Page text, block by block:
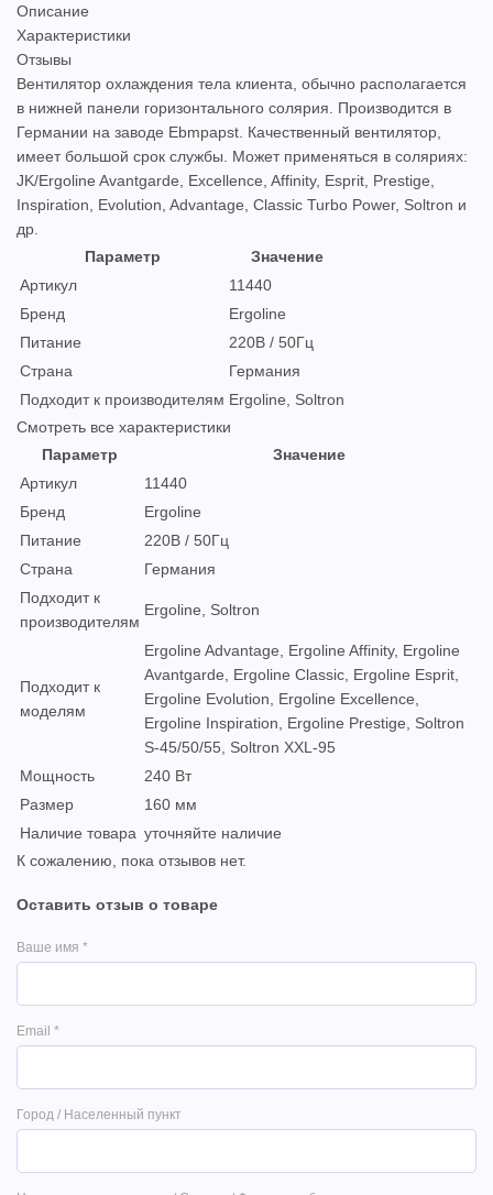
Описание
Характеристики
Отзывы
Вентилятор охлаждения тела клиента, обычно располагается
в нижней панели горизонтального солярия. Производится в
Германии на заводе Ebmpapst. Качественный вентилятор,
имеет большой срок службы. Может применяться в соляриях:
JK/Ergoline Avantgarde, Excellence, Affinity, Esprit, Prestige,
Inspiration, Evolution, Advantage, Classic Turbo Power, Soltron и
др.
Параметр
Значение
Артикул
11440
Бренд
Ergoline
Питание
220В / 50Гц
Страна
Германия
Подходит к производителям Ergoline, Soltron
Смотреть все характеристики
Параметр
Значение
Артикул
11440
Бренд
Ergoline
Питание
220В / 50Гц
Страна
Германия
Подходит к
производителям
Ergoline, Soltron
Подходит к
моделям
Ergoline Advantage, Ergoline Affinity, Ergoline
Avantgarde, Ergoline Classic, Ergoline Esprit,
Ergoline Evolution, Ergoline Excellence,
Ergoline Inspiration, Ergoline Prestige, Soltron
S-45/50/55, Soltron XXL-95
Мощность
240 Вт
Размер
160 мм
Наличие товара уточняйте наличие
К сожалению, пока отзывов нет.
Оставить отзыв о товаре
Ваше имя *
Email *
Город / Населенный пункт